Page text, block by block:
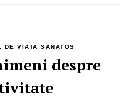
DE VIATA SANATOS
despre